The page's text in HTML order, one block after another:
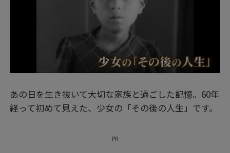
あの日を生き抜いて大切な家族と過ごした記憶。60年
経って初めて見えた、少女の「その後の人生」です。
PR